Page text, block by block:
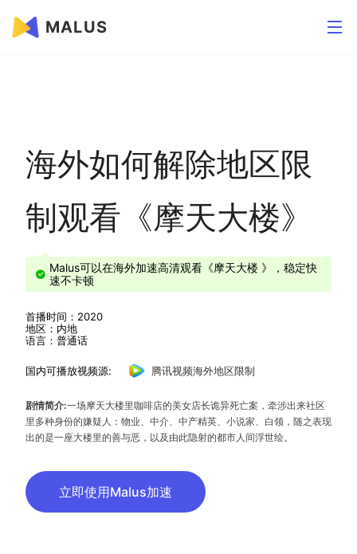
MALUS
海外如何解除地区限
制观看《摩天大楼》
Malus可以在海外加速高清观看《摩天大楼 》，稳定快
速不卡顿
首播时间：2020
地区：内地
语言：普通话
国内可播放视频源: 腾讯视频海外地区限制
剧情简介:一场摩天大楼里咖啡店的美女店长诡异死亡案，牵涉出来社区
里多种身份的嫌疑人：物业、中介、中产精英、小说家、白领，随之表现
出的是一座大楼里的善与恶，以及由此隐射的都市人间浮世绘。
立即使用Malus加速